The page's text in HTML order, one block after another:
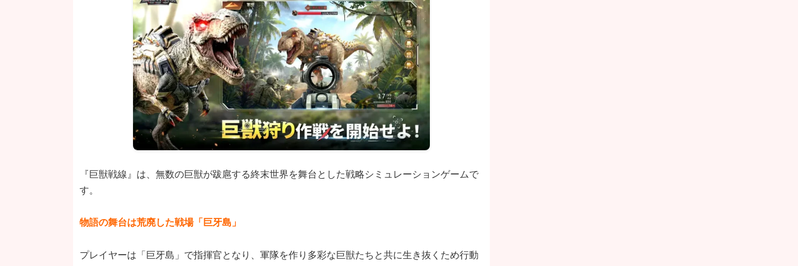
『巨獣戦線』は、無数の巨獣が跋扈する終末世界を舞台とした戦略シミュレーションゲームで
す。
物語の舞台は荒廃した戦場「巨牙島」
プレイヤーは「巨牙島」で指揮官となり、軍隊を作り多彩な巨獣たちと共に生き抜くため行動